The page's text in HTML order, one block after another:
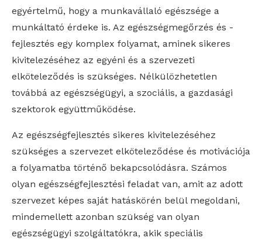
egyértelmű, hogy a munkavállaló egészsége a
munkáltató érdeke is. Az egészségmegőrzés és -
fejlesztés egy komplex folyamat, aminek sikeres
kivitelezéséhez az egyéni és a szervezeti
elköteleződés is szükséges. Nélkülözhetetlen
továbbá az egészségügyi, a szociális, a gazdasági
szektorok együttműködése.
Az egészségfejlesztés sikeres kivitelezéséhez
szükséges a szervezet elköteleződése és motivációja
a folyamatba történő bekapcsolódásra. Számos
olyan egészségfejlesztési feladat van, amit az adott
szervezet képes saját hatáskörén belül megoldani,
mindemellett azonban szükség van olyan
egészségügyi szolgáltatókra, akik speciális